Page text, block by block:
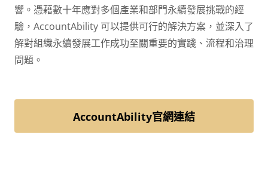
響。憑藉數十年應對多個產業和部門永續發展挑戰的經
驗，AccountAbility 可以提供可行的解決方案，並深入了
解對組織永續發展工作成功至關重要的實踐、流程和治理
問題。
AccountAbility官網連結